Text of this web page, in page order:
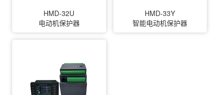
HMD-32U
电动机保护器
HMD-33Y
智能电动机保护器